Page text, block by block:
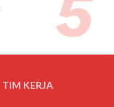
TIM KERJA